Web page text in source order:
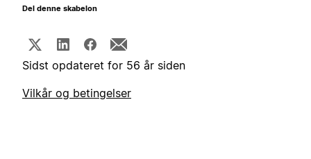
Del denne skabelon
Sidst opdateret for 56 år siden
Vilkår og betingelser